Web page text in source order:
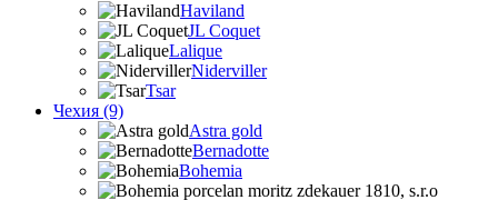
Haviland
JL Coquet
Lalique
Niderviller
Tsar
Чехия (9)
Astra gold
Bernadotte
Bohemia